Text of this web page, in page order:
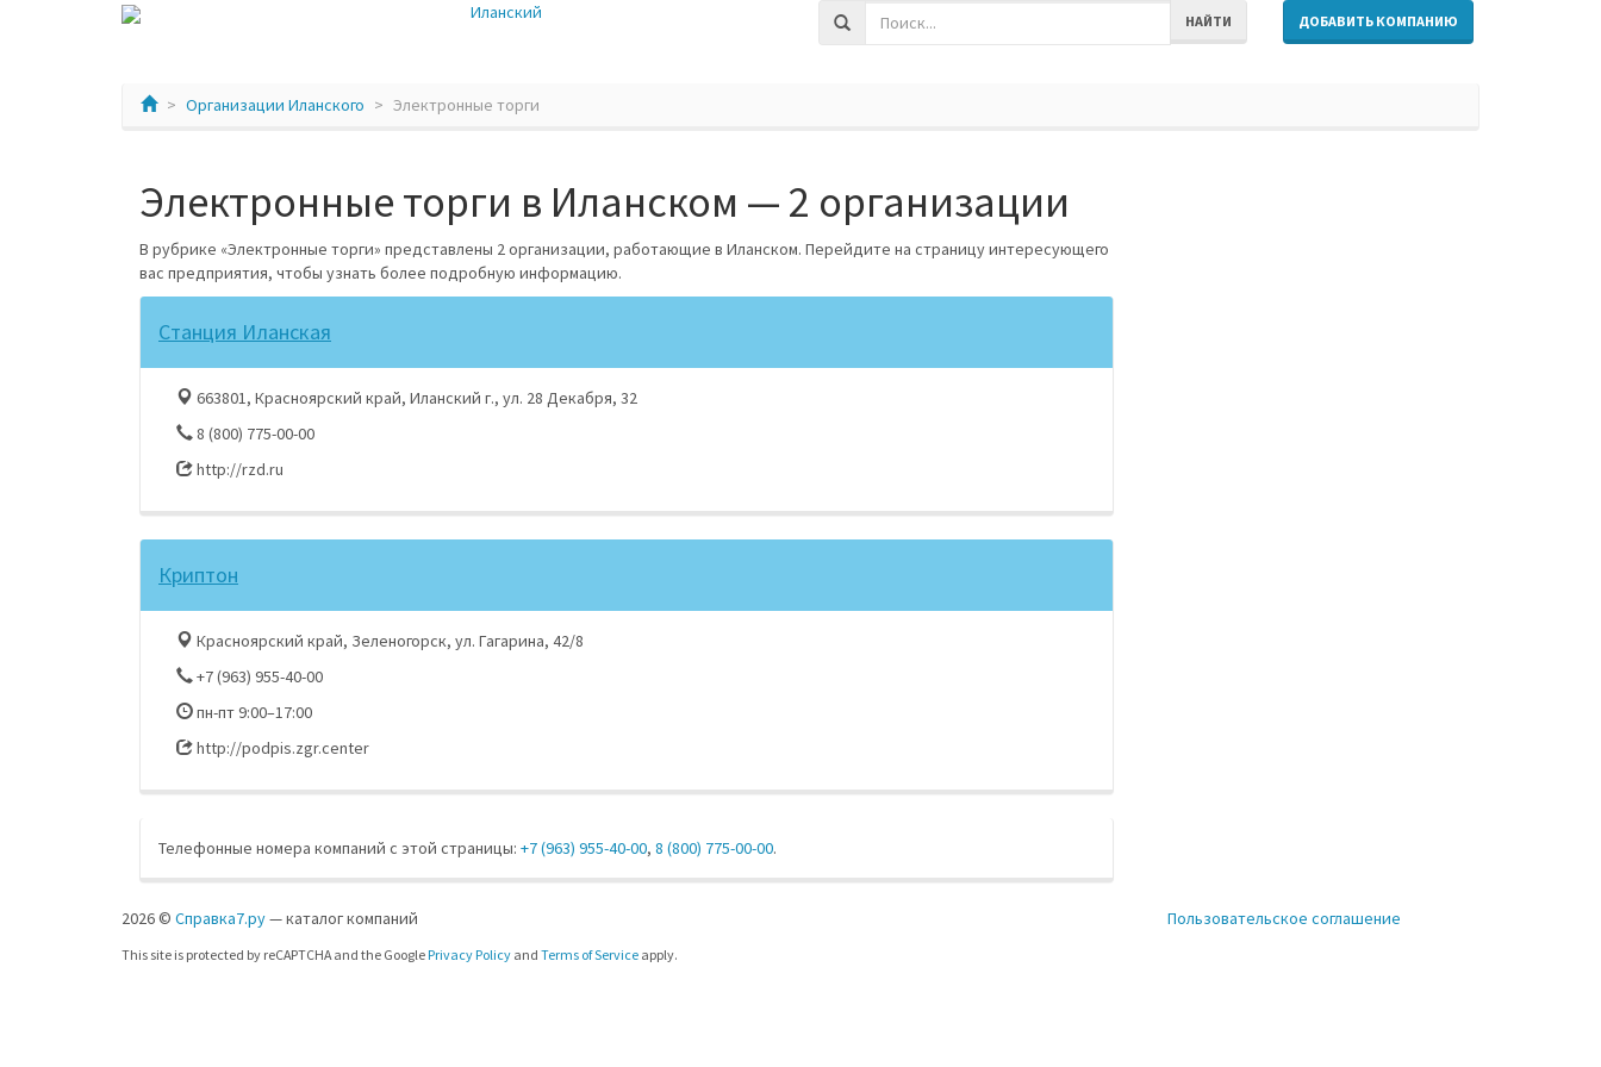
Иланский НАЙТИ ДОБАВИТЬ КОМПАНИЮ
Организации Иланского Электронные торги
Электронные торги в Иланском — 2 организации
В рубрике «Электронные торги» представлены 2 организации, работающие в Иланском. Перейдите на страницу интересующего
вас предприятия, чтобы узнать более подробную информацию.
Станция Иланская
663801, Красноярский край, Иланский г., ул. 28 Декабря, 32
8 (800) 775-00-00
http://rzd.ru
Криптон
Красноярский край, Зеленогорск, ул. Гагарина, 42/8
+7 (963) 955-40-00
пн-пт 9:00–17:00
http://podpis.zgr.center
Телефонные номера компаний с этой страницы: +7 (963) 955-40-00, 8 (800) 775-00-00.
2026 © Справка7.ру— каталог компаний
This site is protected by reCAPTCHA and the Google Privacy Policy and Terms of Service apply.
Пользовательское соглашение